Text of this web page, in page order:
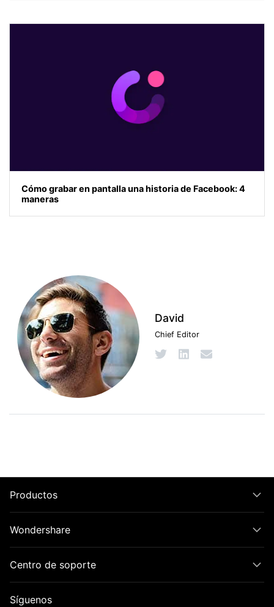
Cómo grabar en pantalla una historia de Facebook: 4
maneras
David
Chief Editor
Productos
Wondershare
Centro de soporte
Síguenos